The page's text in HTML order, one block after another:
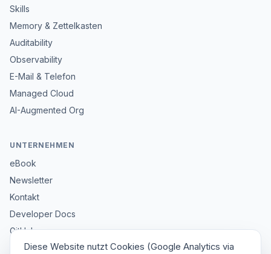
Skills
Memory & Zettelkasten
Auditability
Observability
E-Mail & Telefon
Managed Cloud
AI-Augmented Org
UNTERNEHMEN
eBook
Newsletter
Kontakt
Developer Docs
GitHub
Impressum
Diese Website nutzt Cookies (Google Analytics via